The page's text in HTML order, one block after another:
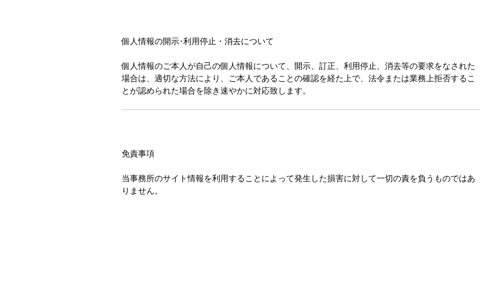
個人情報の開示･利用停止・消去について
個人情報のご本人が自己の個人情報について、開示、訂正、利用停止、消去等の要求をなされた
場合は、適切な方法により、ご本人であることの確認を経た上で、法令または業務上拒否するこ
とが認められた場合を除き速やかに対応致します。
免責事項
当事務所のサイト情報を利用することによって発生した損害に対して一切の責を負うものではあ
りません。